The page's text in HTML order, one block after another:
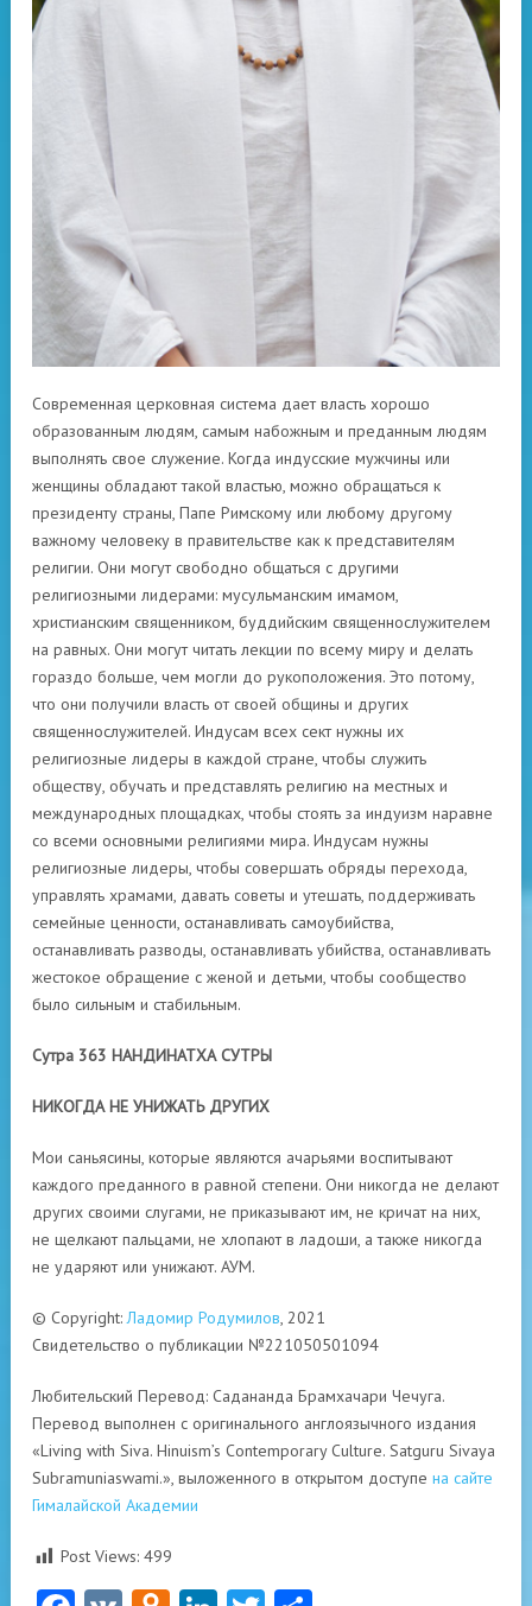
Современная церковная система дает власть хорошо
образованным людям, самым набожным и преданным людям
выполнять свое служение. Когда индусские мужчины или
женщины обладают такой властью, можно обращаться к
президенту страны, Папе Римскому или любому другому
важному человеку в правительстве как к представителям
религии. Они могут свободно общаться с другими
религиозными лидерами: мусульманским имамом,
христианским священником, буддийским священнослужителем
на равных. Они могут читать лекции по всему миру и делать
гораздо больше, чем могли до рукоположения. Это потому,
что они получили власть от своей общины и других
священнослужителей. Индусам всех сект нужны их
религиозные лидеры в каждой стране, чтобы служить
обществу, обучать и представлять религию на местных и
международных площадках, чтобы стоять за индуизм наравне
со всеми основными религиями мира. Индусам нужны
религиозные лидеры, чтобы совершать обряды перехода,
управлять храмами, давать советы и утешать, поддерживать
семейные ценности, останавливать самоубийства,
останавливать разводы, останавливать убийства, останавливать
жестокое обращение с женой и детьми, чтобы сообщество
было сильным и стабильным.
Сутра 363 НАНДИНАТХА СУТРЫ
НИКОГДА НЕ УНИЖАТЬ ДРУГИХ
Мои саньясины, которые являются ачарьями воспитывают
каждого преданного в равной степени. Они никогда не делают
других своими слугами, не приказывают им, не кричат на них,
не щелкают пальцами, не хлопают в ладоши, а также никогда
не ударяют или унижают. АУМ.
© Copyright:Ладомир Родумилов, 2021
Свидетельство о публикации №221050501094
Любительский Перевод: Садананда Брамхачари Чечуга.
Перевод выполнен с оригинального англоязычного издания
«Living with Siva. Hinuism’s Contemporary Culture. Satguru Sivaya
Subramuniaswami.», выложенного в открытом доступе на сайте
Гималайской Академии
Post Views: 499